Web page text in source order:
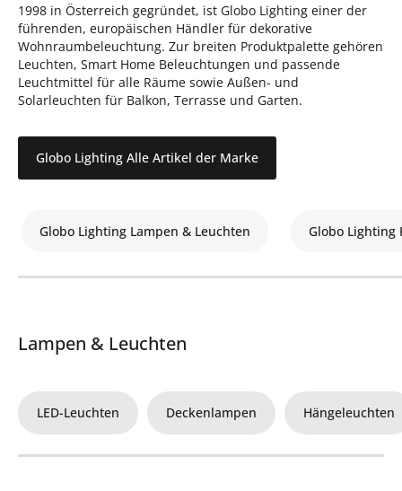
1998 in Österreich gegründet, ist Globo Lighting einer der
führenden, europäischen Händler für dekorative
Wohnraumbeleuchtung. Zur breiten Produktpalette gehören
Leuchten, Smart Home Beleuchtungen und passende
Leuchtmittel für alle Räume sowie Außen- und
Solarleuchten für Balkon, Terrasse und Garten.
Globo Lighting Alle Artikel der Marke
Globo Lighting Lampen & Leuchten Globo Lighting
Lampen & Leuchten
LED-Leuchten Deckenlampen Hängeleuchten